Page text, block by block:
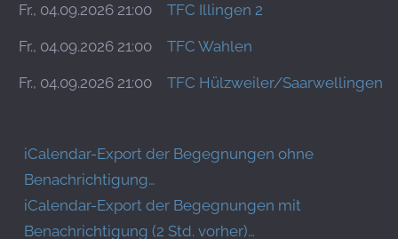
Fr., 04.09.2026 21:00 TFC Illingen 2
Fr., 04.09.2026 21:00 TFC Wahlen
Fr., 04.09.2026 21:00 TFC Hülzweiler/Saarwellingen 3
iCalendar-Export der Begegnungen ohne
Benachrichtigung…
iCalendar-Export der Begegnungen mit
Benachrichtigung (2 Std. vorher)…